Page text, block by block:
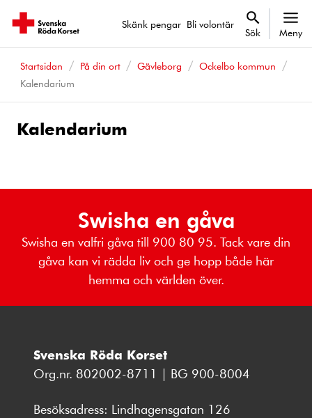
Skänk pengar Bli volontär
Sök Meny
Startsidan På din ort Gävleborg
Ockelbo kommun
Kalendarium
Kalendarium
Swisha en gåva
Swisha en valfri gåva till 900 80 95. Tack vare din
gåva kan vi rädda liv och ge hopp både här
hemma och världen över.
Svenska Röda Korset
Org.nr. 802002-8711 | BG 900-8004
Besöksadress: Lindhagensgatan 126